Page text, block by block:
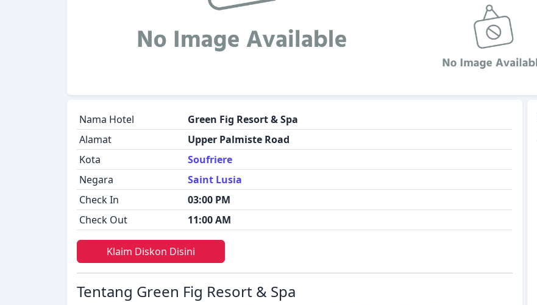
Nama Hotel
Green Fig Resort & Spa
Alamat
Upper Palmiste Road
Kota
Soufriere
Negara
Saint Lusia
Check In
03:00 PM
Check Out
11:00 AM
Klaim Diskon Disini
Tentang Green Fig Resort & Spa